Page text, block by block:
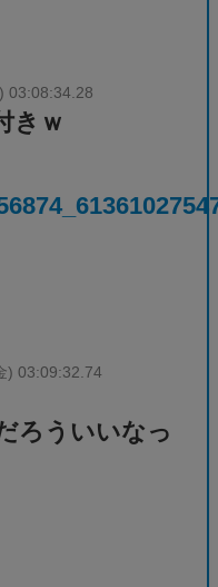
03:08:34.28
きｗ
) 03:09:32.74
ろういいなっ